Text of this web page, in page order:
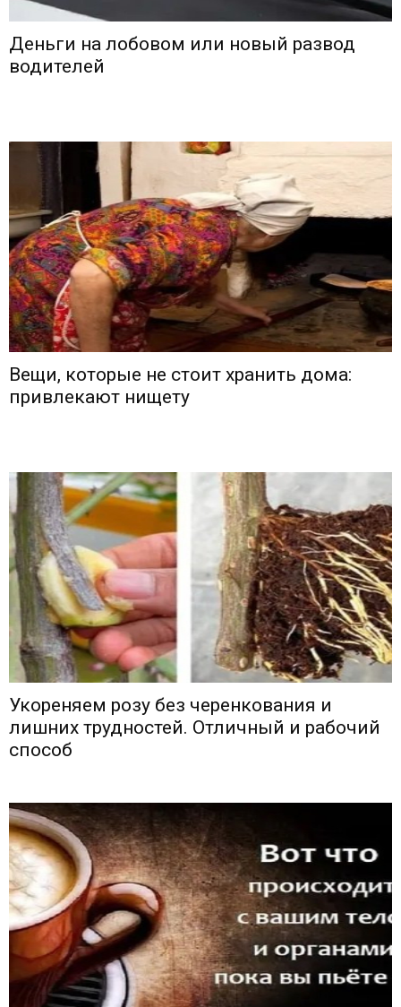
Деньги на лобовом или новый развод
водителей
Вещи, которые не стоит хранить дома:
привлекают нищету
Укореняем розу без черенкования и
лишних трудностей. Отличный и рабочий
способ